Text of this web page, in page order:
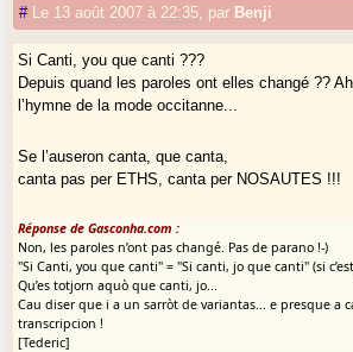
# Le 13 août 2007 à 22:35 par Benji
Si Canti, you que canti ???
Depuis quand les paroles ont elles changé ??
l’hymne de la mode occitanne...
Se l’auseron canta, que canta,
canta pas per ETHS, canta per NOSAUTES !!!
Réponse de Gasconha.com :
Non, les paroles n’ont pas changé. Pas de parano !-)
"Si Canti, you que canti" = "Si canti, jo que canti" (si
Qu’es totjorn aquò que canti, jo...
Cau diser que i a un sarròt de variantas... e presque a
transcripcion !
[Tederic]